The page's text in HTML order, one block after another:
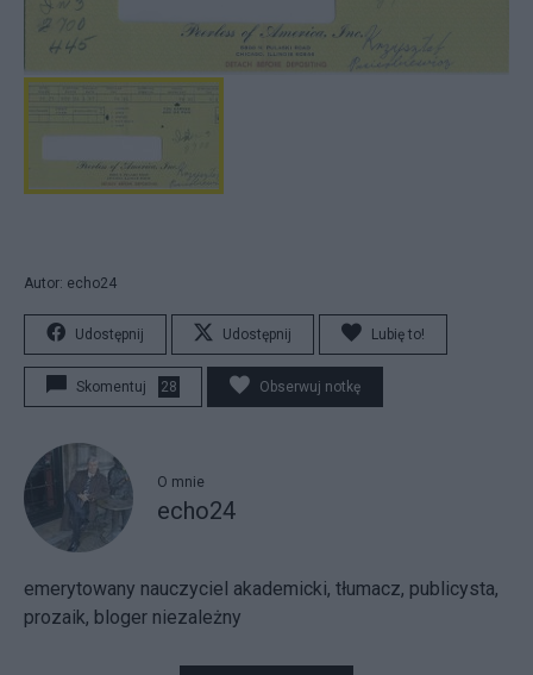
Autor: echo24
Udostępnij Udostępnij Lubię to!
Skomentuj 28 Obserwuj notkę
O mnie
echo24
emerytowany nauczyciel akademicki, tłumacz, publicysta,
prozaik, bloger niezależny